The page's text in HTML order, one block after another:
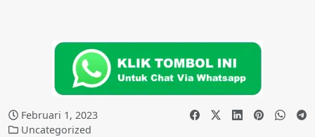
Februari 1, 2023
Uncategorized